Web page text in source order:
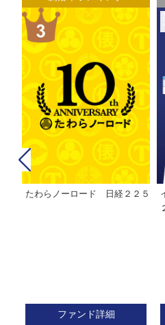
たわらノーロード 日経２２５
ファンド詳細